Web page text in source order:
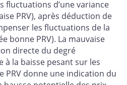
fluctuations d’une variance
PRV), après déduction de
les fluctuations de la
bonne PRV). La mauvaise
directe du degré
à la baisse pesant sur les
PRV donne une indication du